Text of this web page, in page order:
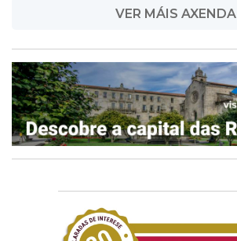
VER MÁIS AXENDA